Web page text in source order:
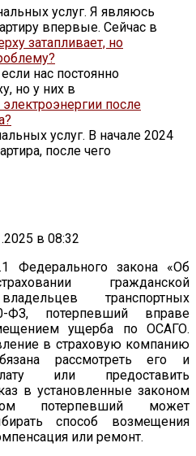
услуг. Я являюсь
впервые. Сейчас в
затапливает, но
нас постоянно
но у них в
после
услуг. В начале 2024
после чего
в 08:32
Федерального закона «Об
гражданской
транспортных
потерпевший вправе
ущерба по ОСАГО.
в страховую компанию
рассмотреть его и
или предоставить
в установленные законом
потерпевший может
способ возмещения
или ремонт.